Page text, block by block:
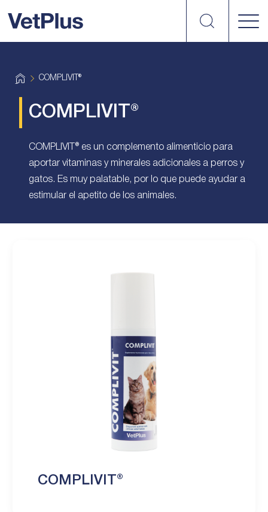
Search
H
o
COMPLIVIT®
COMPLIVIT®
COMPLIVIT® es un complemento alimenticio para
aportar vitaminas y minerales adicionales a perros y
gatos. Es muy palatable, por lo que puede ayudar a
estimular el apetito de los animales.
COMPLIVIT®